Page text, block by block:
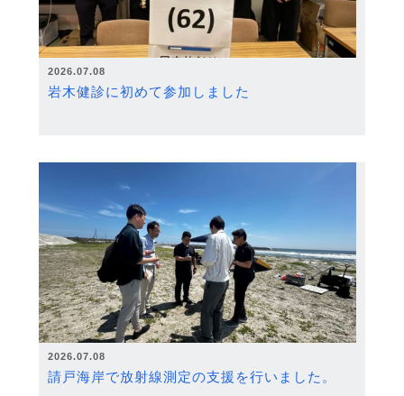
2026.07.08
岩木健診に初めて参加しました
2026.07.08
請戸海岸で放射線測定の支援を行いました。